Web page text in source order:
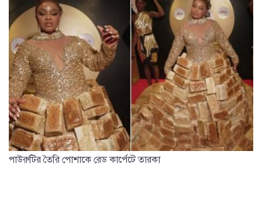
পাউরুটির তৈরি পোশাকে রেড কার্পেটে তারকা